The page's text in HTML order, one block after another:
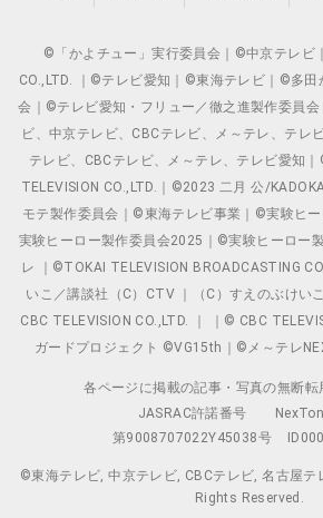
©「かよチュー」実行委員会｜©中京テレビ
CO.,LTD. ｜©テレビ愛知｜©東海テレビ｜©多田
会｜©テレビ愛知・フリュー／徹之進製作委員
ビ、中京テレビ、CBCテレビ、メ～テレ、テレ
テレビ、CBCテレビ、メ～テレ、テレビ愛知
TELEVISION CO.,LTD.｜©2023 二月 公/
モテ製作委員会｜©東海テレビ事業｜©実験ヒ
実験ヒーロー製作委員会2025｜©実験ヒーロー
レ ｜©TOKAI TELEVISION BROADCASTING
いこ／講談社（C）CTV ｜（C）すえのぶけい
CBC TELEVISION CO.,LTD. ｜ ｜© CBC
ガードプロジェクト ©VG15th｜©メ～テレ
各ページに掲載の記事・写真の無断転
JASRAC許諾番号
第9008707022Y45038号
©東海テレビ, 中京テレビ, CBCテレビ, 名古屋テ
Rights Reserved.